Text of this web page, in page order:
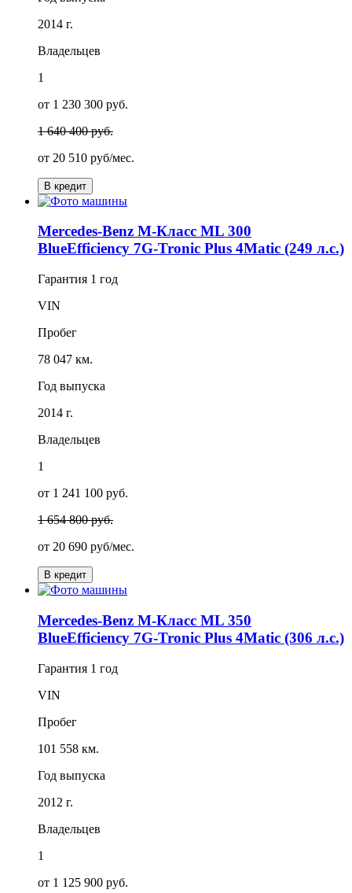
2014 г.
Владельцев
1
от 1 230 300 руб.
1 640 400 руб.
от 20 510 руб/мес.
В кредит
Mercedes-Benz M-Класс ML 300
BlueEfficiency 7G-Tronic Plus 4Matic (249 л.с.)
Гарантия 1 год
VIN
Пробег
78 047 км.
Год выпуска
2014 г.
Владельцев
1
от 1 241 100 руб.
1 654 800 руб.
от 20 690 руб/мес.
В кредит
Mercedes-Benz M-Класс ML 350
BlueEfficiency 7G-Tronic Plus 4Matic (306 л.с.)
Гарантия 1 год
VIN
Пробег
101 558 км.
Год выпуска
2012 г.
Владельцев
1
от 1 125 900 руб.